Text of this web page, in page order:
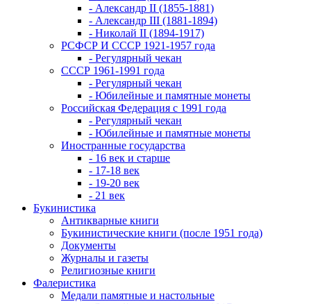
- Александр II (1855-1881)
- Александр III (1881-1894)
- Николай II (1894-1917)
РСФСР И СССР 1921-1957 года
- Регулярный чекан
СССР 1961-1991 года
- Регулярный чекан
- Юбилейные и памятные монеты
Российская Федерация с 1991 года
- Регулярный чекан
- Юбилейные и памятные монеты
Иностранные государства
- 16 век и старше
- 17-18 век
- 19-20 век
- 21 век
Букинистика
Антикварные книги
Букинистические книги (после 1951 года)
Документы
Журналы и газеты
Религиозные книги
Фалеристика
Медали памятные и настольные